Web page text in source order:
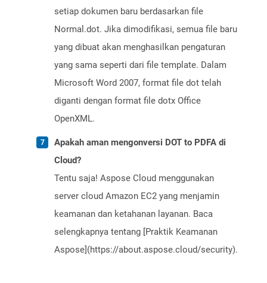
setiap dokumen baru berdasarkan file
Normal.dot. Jika dimodifikasi, semua file baru
yang dibuat akan menghasilkan pengaturan
yang sama seperti dari file template. Dalam
Microsoft Word 2007, format file dot telah
diganti dengan format file dotx Office
OpenXML.
Apakah aman mengonversi DOT to PDFA di
Cloud?
Tentu saja! Aspose Cloud menggunakan
server cloud Amazon EC2 yang menjamin
keamanan dan ketahanan layanan. Baca
selengkapnya tentang [Praktik Keamanan
Aspose](https://about.aspose.cloud/security).